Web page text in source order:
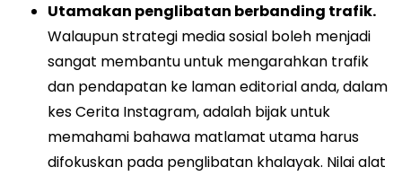
Utamakan penglibatan berbanding trafik.
Walaupun strategi media sosial boleh menjadi
sangat membantu untuk mengarahkan trafik
dan pendapatan ke laman editorial anda, dalam
kes Cerita Instagram, adalah bijak untuk
memahami bahawa matlamat utama harus
difokuskan pada penglibatan khalayak. Nilai alat